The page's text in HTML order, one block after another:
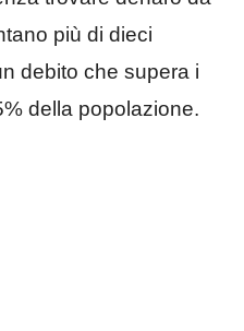
più di dieci
debito che supera i
della popolazione.